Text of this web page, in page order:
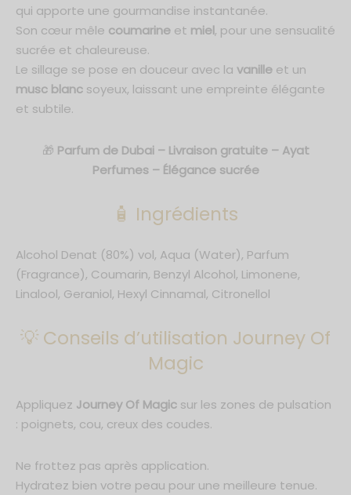
qui apporte une gourmandise instantanée.
Son cœur mêle coumarine et miel, pour une sensualité
sucrée et chaleureuse.
Le sillage se pose en douceur avec la vanille et un
musc blanc soyeux, laissant une empreinte élégante
et subtile.
🎁 Parfum de Dubai – Livraison gratuite – Ayat
Perfumes – Élégance sucrée
🧴 Ingrédients
Alcohol Denat (80%) vol, Aqua (Water), Parfum
(Fragrance), Coumarin, Benzyl Alcohol, Limonene,
Linalool, Geraniol, Hexyl Cinnamal, Citronellol
💡 Conseils d’utilisation Journey Of
Magic
Appliquez Journey Of Magic sur les zones de pulsation
: poignets, cou, creux des coudes.
Ne frottez pas après application.
Hydratez bien votre peau pour une meilleure tenue.